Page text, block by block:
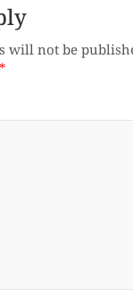
will not be
*